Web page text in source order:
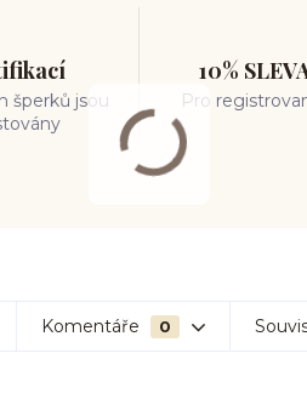
šperků jsou
10%
Pro
Komentáře 0